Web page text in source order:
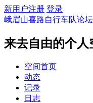
新用户注册 登录
峨眉山喜路自行车队论坛
来去自由的个人
空间首页
动态
记录
日志